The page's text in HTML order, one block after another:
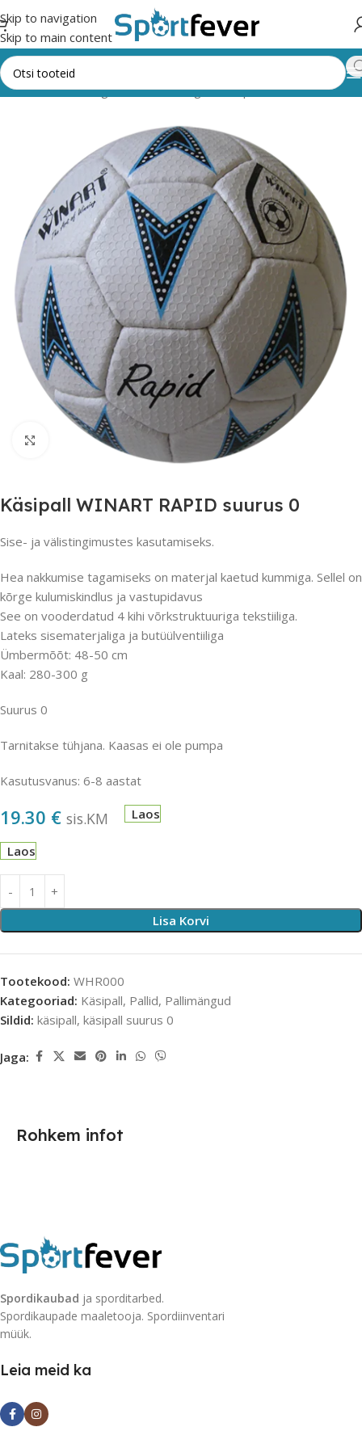
Skip to navigation
Skip to main content
Esileht Kõik kategooriad Pallimängud Käsipall Pallid
Suurendamiseks klõpsake
Käsipall WINART RAPID suurus 0
Sise- ja välistingimustes kasutamiseks.
Hea nakkumise tagamiseks on materjal kaetud kummiga. Sellel on
kõrge kulumiskindlus ja vastupidavus
See on vooderdatud 4 kihi võrkstruktuuriga tekstiiliga.
Lateks sisematerjaliga ja butüülventiiliga
Ümbermõõt: 48-50 cm
Kaal: 280-300 g
Suurus 0
Tarnitakse tühjana. Kaasas ei ole pumpa
Kasutusvanus: 6-8 aastat
19.30 € sis.KM Laos
Laos
Lisa Korvi
Tootekood: WHR000
Kategooriad: Käsipall, Pallid, Pallimängud
Sildid: käsipall, käsipall suurus 0
Jaga:
Rohkem infot
Spordikaubad ja sporditarbed.
Spordikaupade maaletooja. Spordiinventari
müük.
Leia meid ka